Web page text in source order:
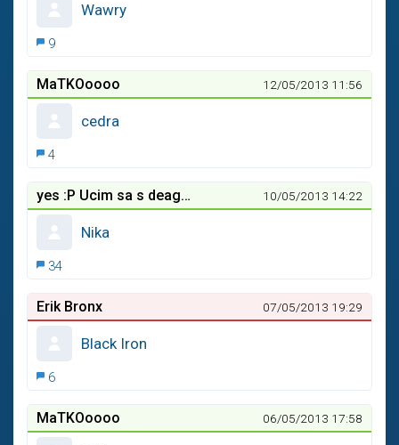
Wawry
9
MaTKOoooo 12/05/2013 11:56
cedra
4
yes :P Ucim sa s deaglom 10/05/2013 14:22
Nika
34
Erik Bronx 07/05/2013 19:29
Black Iron
6
MaTKOoooo 06/05/2013 17:58